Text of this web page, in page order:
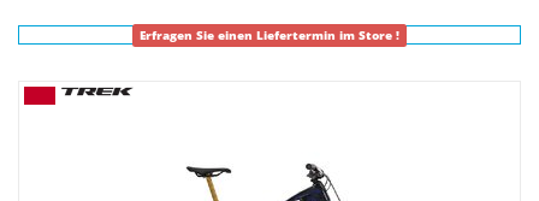
Kolben-Scheibenbremse // SRAM Maven Silver
Erfragen Sie einen Liefertermin im Store !